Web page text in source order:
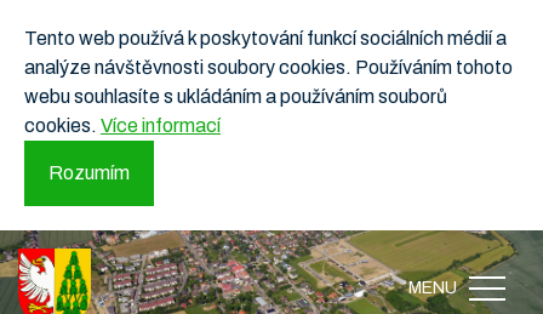
Tento web používá k poskytování funkcí sociálních médií a
analýze návštěvnosti soubory cookies. Používáním tohoto
webu souhlasíte s ukládáním a používáním souborů
cookies. Více informací
Rozumím
MENU